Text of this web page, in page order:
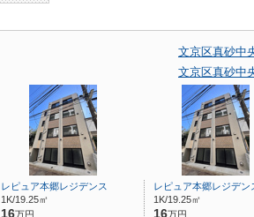
文京区真砂中
文京区真砂中
レピュア本郷レジデンス
1K/19.25㎡
16万円
レピュア本郷レジデン
1K/19.25㎡
16万円